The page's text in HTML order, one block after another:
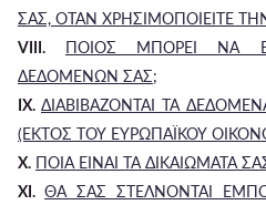
ΣΑΣ, ΟΤΑΝ ΧΡΗΣΙΜΟΠΟΙΕΙΤΕ
VIII.
ΠΟΙΟΣ ΜΠΟΡΕΙ ΝΑ
ΔΕΔΟΜΕΝΩΝ ΣΑΣ;
IX. ΔΙΑΒΙΒΑΖΟΝΤΑΙ ΤΑ
(ΕΚΤΟΣ ΤΟΥ ΕΥΡΩΠΑΪΚΟΥ
X. ΠΟΙΑ ΕΙΝΑΙ ΤΑ ΔΙΚΑΙΩΜΑΤΑ
XI. ΘΑ ΣΑΣ ΣΤΕΛΝΟΝΤΑΙ